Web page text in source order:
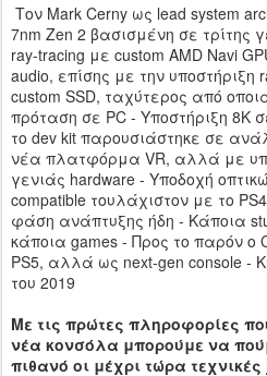
Τον Mark Cerny ως lead system
7nm Zen 2 βασισμένη σε τρίτης
ray-tracing με custom AMD Navi
audio, επίσης με την υποστήριξη
custom SSD, ταχύτερος από
πρόταση σε PC - Υποστήριξη 8K
το dev kit παρουσιάστηκε σε
νέα πλατφόρμα VR, αλλά με
γενιάς hardware - Υποδοχή
compatible τουλάχιστον με το
φάση ανάπτυξης ήδη - Κάποια
κάποια games - Προς το παρόν ο
PS5, αλλά ως next-gen console -
του 2019
Με τις πρώτες πληροφορίες
νέα κονσόλα μπορούμε να
πιθανό οι μέχρι τώρα